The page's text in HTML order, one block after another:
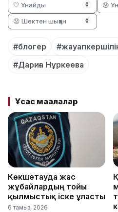
🤍 Ұнайды 0 😞
😡 Шектен шыққан 0
#блогер
#Дариға Нұркеева
Ұқсас мақалалар
Көкшетауда жас
жұбайлардың тойы
қылмыстық іске ұласты
6 тамыз, 2026